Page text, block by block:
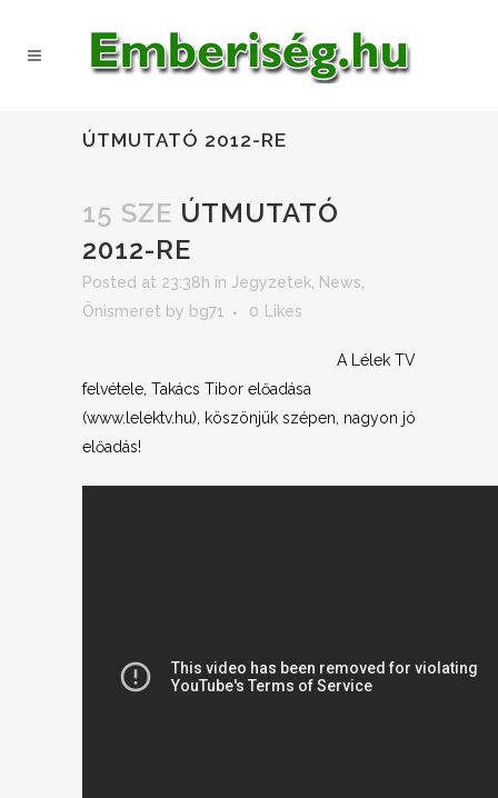
ÚTMUTATÓ 2012-RE
15 SZE ÚTMUTATÓ
2012-RE
Posted at 23:38h in Jegyzetek News
Önismeret by bg71 0 Likes
A Lélek TV
felvétele, Takács Tibor előadása
(www.lelektv.hu), köszönjük szépen, nagyon jó
előadás!